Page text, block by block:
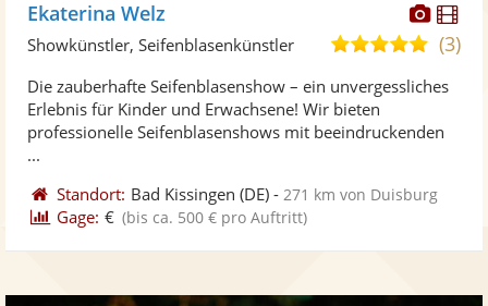
Fotos
Ekaterina Welz
5,0
5
Sternen
(3)
Showkünstler, Seifenblasenkünstler
Die zauberhafte Seifenblasenshow – ein unvergessliches
Erlebnis für Kinder und Erwachsene! Wir bieten
professionelle Seifenblasenshows mit beeindruckenden
...
Standort: Bad Kissingen (DE) - 271 km von Duisburg
Gage: € (bis ca. 500 € pro Auftritt)